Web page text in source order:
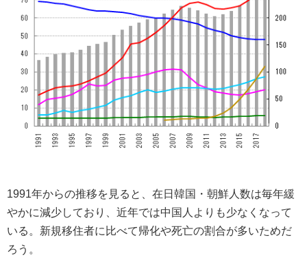
1991年からの推移を見ると、在日韓国・朝鮮人数は毎年緩
やかに減少しており、近年では中国人よりも少なくなって
いる。新規移住者に比べて帰化や死亡の割合が多いためだ
ろう。